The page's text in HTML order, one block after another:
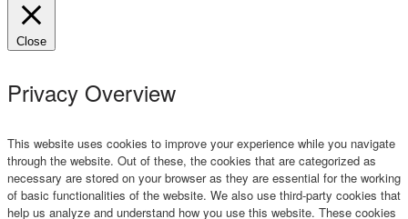
Close
Privacy Overview
This website uses cookies to improve your experience while you navigate
through the website. Out of these, the cookies that are categorized as
necessary are stored on your browser as they are essential for the working
of basic functionalities of the website. We also use third-party cookies that
help us analyze and understand how you use this website. These cookies